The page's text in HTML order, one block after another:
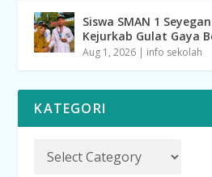
Siswa SMAN 1
Kejurkab Gulat Gaya
Aug 1, 2026 info sekolah
KATEGORI